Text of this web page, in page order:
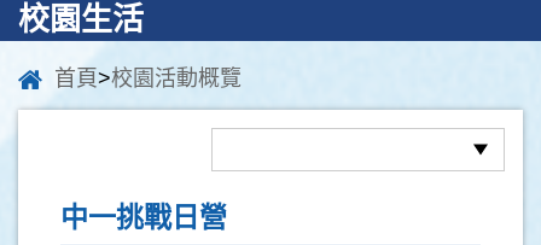
校園生活
首頁>校園活動概覽
中一挑戰日營